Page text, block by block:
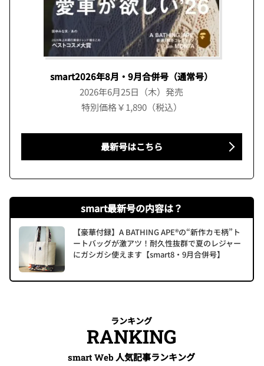
smart2026年8月・9月合併号（通常号）
2026年6月25日（木）発売
特別価格￥1,890（税込）
最新号はこちら
smart最新号の内容は？
【豪華付録】A BATHING APE®の“新作カモ柄”ト
ートバッグが激アツ！耐久性抜群で夏のレジャー
にガシガシ使えます【smart8・9月合併号】
ランキング
RANKING
smart Web 人気記事ランキング